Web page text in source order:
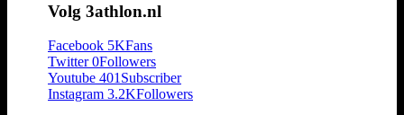
Volg 3athlon.nl
Facebook 5KFans
Twitter 0Followers
Youtube 401 Subscriber
Instagram 3.2KFollowers